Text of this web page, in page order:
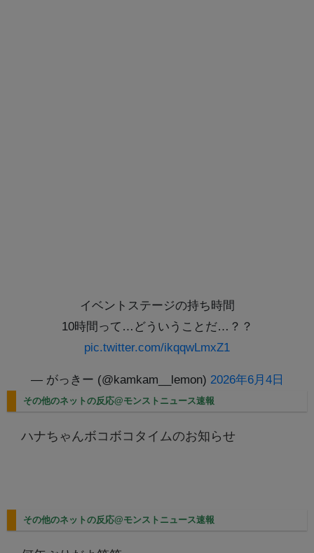
イベントステージの持ち時間
10時間って…どういうことだ…？？
pic.twitter.com/ikqqwLmxZ1
— がっきー (@kamkam__lemon) 2026年6月4日
その他のネットの反応@モンストニュース速報
ハナちゃんボコボコタイムのお知らせ
その他のネットの反応@モンストニュース速報